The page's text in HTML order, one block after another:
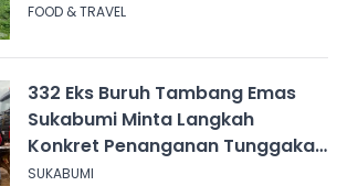
FOOD & TRAVEL
332 Eks Buruh Tambang Emas
Sukabumi Minta Langkah
Konkret Penanganan Tunggakan
Gaji Rp8,4 Miliar
SUKABUMI